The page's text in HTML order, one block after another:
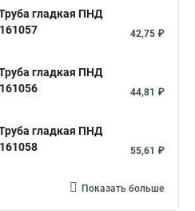
гладкая ПНД
42,75 ₽
гладкая ПНД
44,81 ₽
гладкая ПНД
55,61 ₽
Показать больше